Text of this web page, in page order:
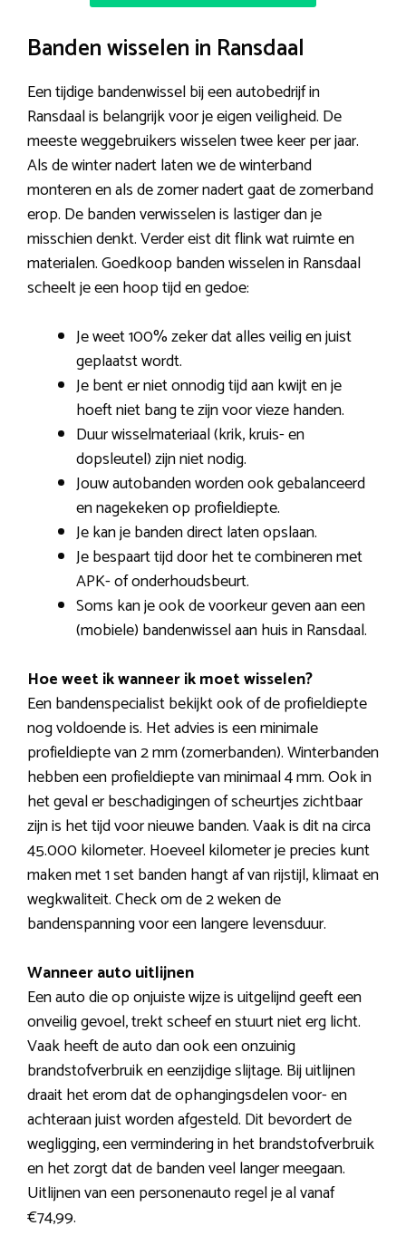
Banden wisselen in Ransdaal
Een tijdige bandenwissel bij een autobedrijf in
Ransdaal is belangrijk voor je eigen veiligheid. De
meeste weggebruikers wisselen twee keer per jaar.
Als de winter nadert laten we de winterband
monteren en als de zomer nadert gaat de zomerband
erop. De banden verwisselen is lastiger dan je
misschien denkt. Verder eist dit flink wat ruimte en
materialen. Goedkoop banden wisselen in Ransdaal
scheelt je een hoop tijd en gedoe:
Je weet 100% zeker dat alles veilig en juist
geplaatst wordt.
Je bent er niet onnodig tijd aan kwijt en je
hoeft niet bang te zijn voor vieze handen.
Duur wisselmateriaal (krik, kruis- en
dopsleutel) zijn niet nodig.
Jouw autobanden worden ook gebalanceerd
en nagekeken op profieldiepte.
Je kan je banden direct laten opslaan.
Je bespaart tijd door het te combineren met
APK- of onderhoudsbeurt.
Soms kan je ook de voorkeur geven aan een
(mobiele) bandenwissel aan huis in Ransdaal.
Hoe weet ik wanneer ik moet wisselen?
Een bandenspecialist bekijkt ook of de profieldiepte
nog voldoende is. Het advies is een minimale
profieldiepte van 2 mm (zomerbanden). Winterbanden
hebben een profieldiepte van minimaal 4 mm. Ook in
het geval er beschadigingen of scheurtjes zichtbaar
zijn is het tijd voor nieuwe banden. Vaak is dit na circa
45.000 kilometer. Hoeveel kilometer je precies kunt
maken met 1 set banden hangt af van rijstijl, klimaat en
wegkwaliteit. Check om de 2 weken de
bandenspanning voor een langere levensduur.
Wanneer auto uitlijnen
Een auto die op onjuiste wijze is uitgelijnd geeft een
onveilig gevoel, trekt scheef en stuurt niet erg licht.
Vaak heeft de auto dan ook een onzuinig
brandstofverbruik en eenzijdige slijtage. Bij uitlijnen
draait het erom dat de ophangingsdelen voor- en
achteraan juist worden afgesteld. Dit bevordert de
wegligging, een vermindering in het brandstofverbruik
en het zorgt dat de banden veel langer meegaan.
Uitlijnen van een personenauto regel je al vanaf
€74,99.